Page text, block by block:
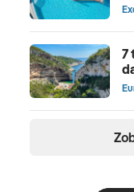
7